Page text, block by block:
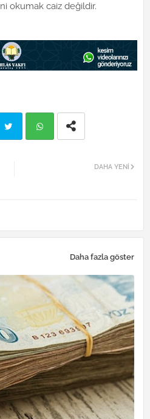
okumak caiz değildir.
DAHA YENI
Daha fazla göster